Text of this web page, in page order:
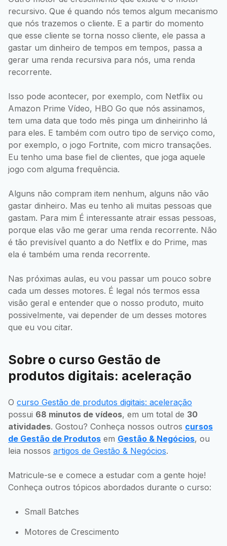
recursivo. Que é quando nós temos algum mecanismo
que nós trazemos o cliente. E a partir do momento
que esse cliente se torna nosso cliente, ele passa a
gastar um dinheiro de tempos em tempos, passa a
gerar uma renda recursiva para nós, uma renda
recorrente.
Isso pode acontecer, por exemplo, com Netflix ou
Amazon Prime Vídeo, HBO Go que nós assinamos,
tem uma data que todo mês pinga um dinheirinho lá
para eles. E também com outro tipo de serviço como,
por exemplo, o jogo Fortnite, com micro transações.
Eu tenho uma base fiel de clientes, que joga aquele
jogo com alguma frequência.
Alguns não compram item nenhum, alguns não vão
gastar dinheiro. Mas eu tenho ali muitas pessoas que
gastam. Para mim É interessante atrair essas pessoas,
porque elas vão me gerar uma renda recorrente. Não
é tão previsível quanto a do Netflix e do Prime, mas
ela é também uma renda recorrente.
Nas próximas aulas, eu vou passar um pouco sobre
cada um desses motores. É legal nós termos essa
visão geral e entender que o nosso produto, muito
possivelmente, vai depender de um desses motores
que eu vou citar.
Sobre o curso Gestão de
produtos digitais: aceleração
O curso Gestão de produtos digitais: aceleração
possui 68 minutos de vídeos, em um total de 30
atividades. Gostou? Conheça nossos outros cursos
de Gestão de Produtos em Gestão & Negócios, ou
leia nossos artigos de Gestão & Negócios.
Matricule-se e comece a estudar com a gente hoje!
Conheça outros tópicos abordados durante o curso:
Small Batches
Motores de Crescimento